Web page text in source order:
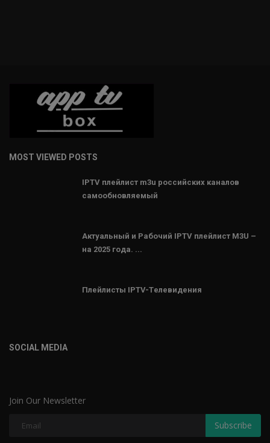
MOST VIEWED POSTS
IPTV плейлист m3u российских каналов
самообновляемый
Актуальный и Рабочий IPTV плейлист M3U –
на 2025 года. ...
Плейлисты IPTV-Tелевидения
SOCIAL MEDIA
Join Our Newsletter
Subscribe